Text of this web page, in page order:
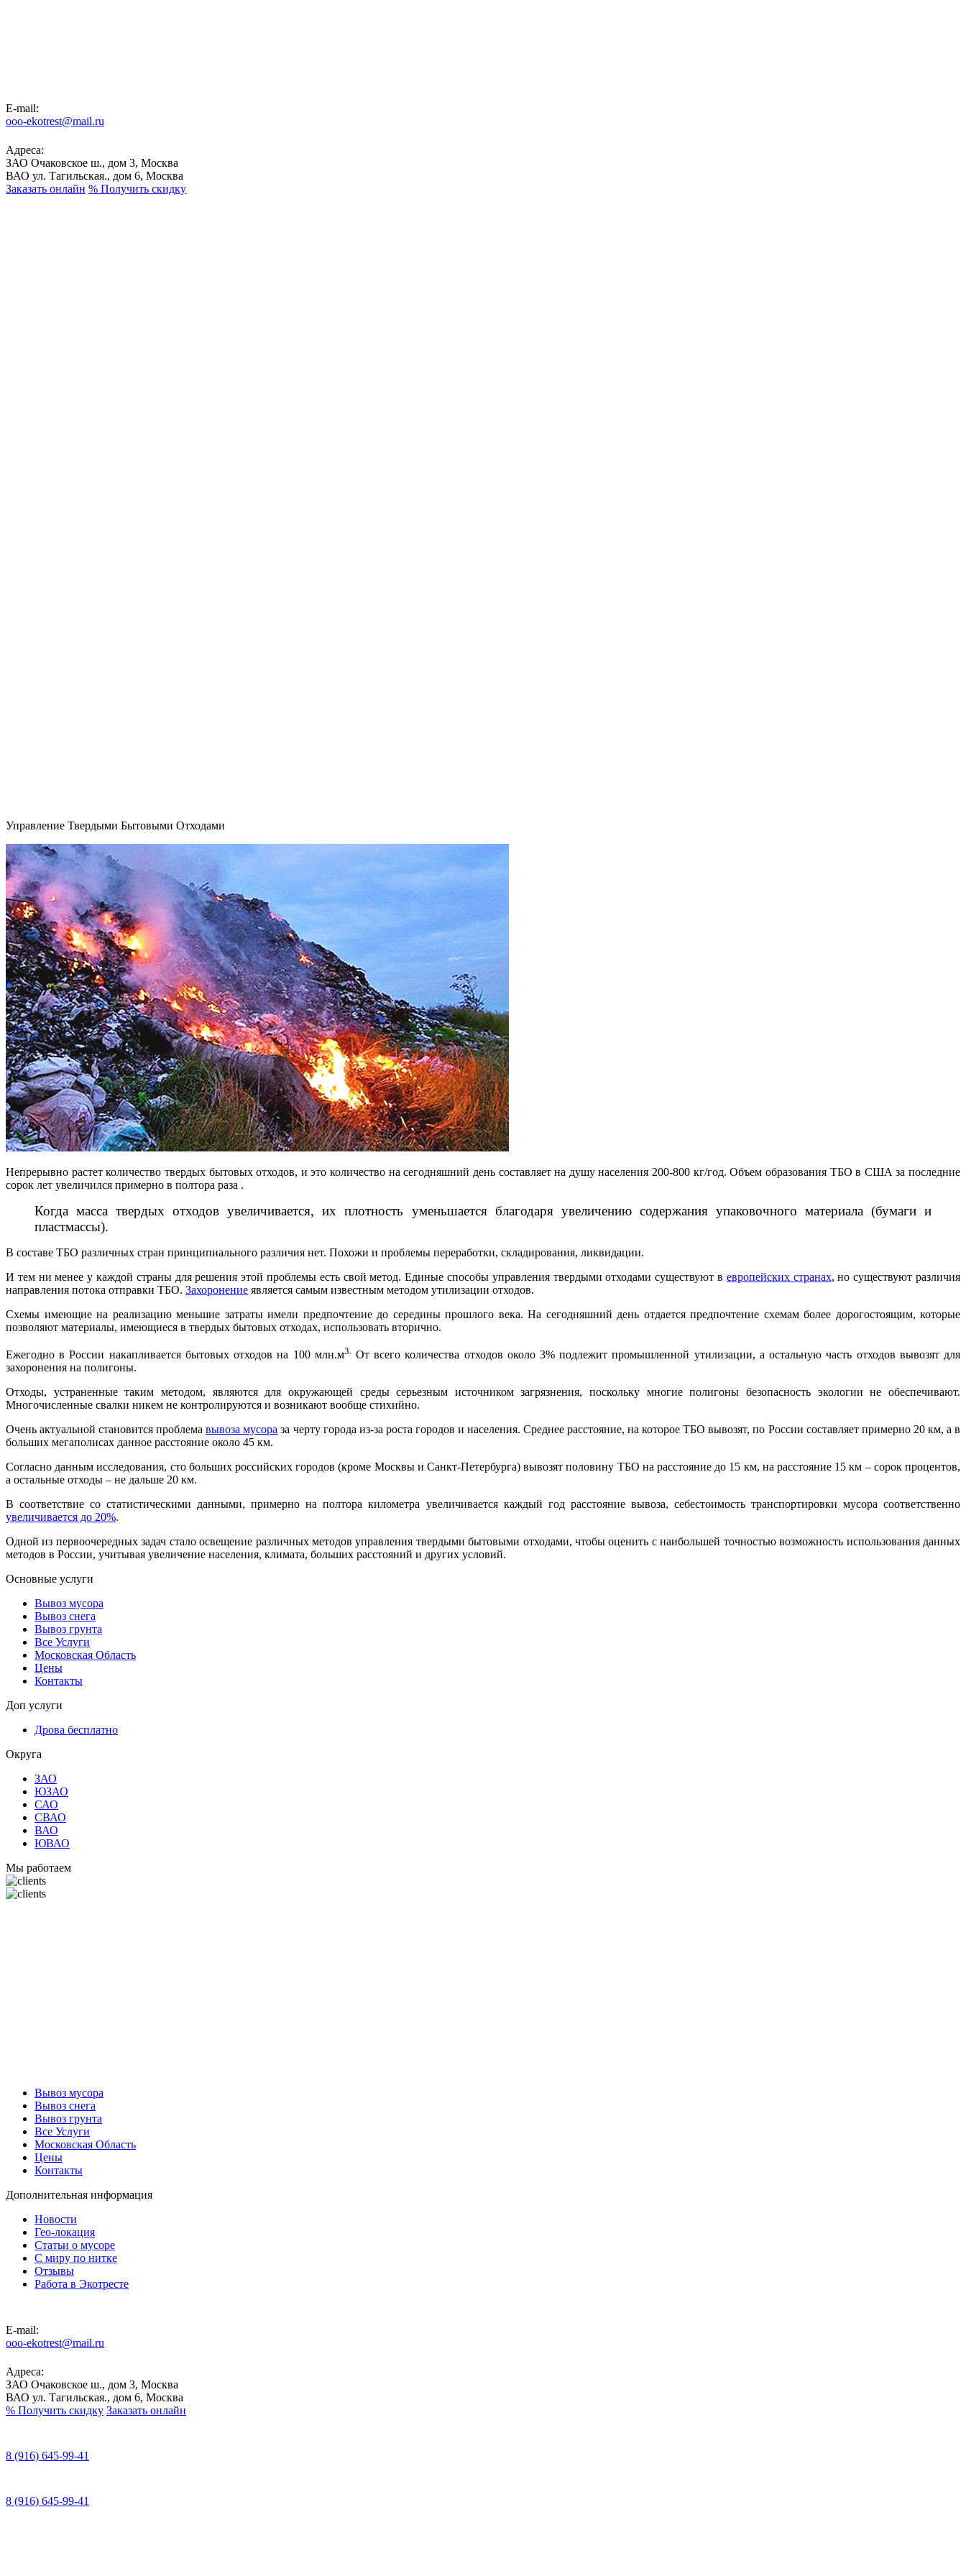
E-mail:
ooo-ekotrest@mail.ru
Адреса:
ЗАО Очаковское ш., дом 3, Москва
ВАО ул. Тагильская., дом 6, Москва
Заказать онлайн % Получить скидку
Управление Твердыми Бытовыми Отходами
Непрерывно растет количество твердых бытовых отходов, и это количество на сегодняшний день составляет на душу населения 200-800 кг/год. Объем образования ТБО в США за последние
сорок лет увеличился примерно в полтора раза .
Когда масса твердых отходов увеличивается, их плотность уменьшается благодаря увеличению содержания упаковочного материала (бумаги и
пластмассы).
В составе ТБО различных стран принципиального различия нет. Похожи и проблемы переработки, складирования, ликвидации.
И тем ни менее у каждой страны для решения этой проблемы есть свой метод. Единые способы управления твердыми отходами существуют в европейских странах, но существуют различия
направления потока отправки ТБО. Захоронение является самым известным методом утилизации отходов.
Схемы имеющие на реализацию меньшие затраты имели предпочтение до середины прошлого века. На сегодняшний день отдается предпочтение схемам более дорогостоящим, которые
позволяют материалы, имеющиеся в твердых бытовых отходах, использовать вторично.
Ежегодно в России накапливается бытовых отходов на 100 млн.м3.От всего количества отходов около 3% подлежит промышленной утилизации, а остальную часть отходов вывозят для
захоронения на полигоны.
Отходы, устраненные таким методом, являются для окружающей среды серьезным источником загрязнения, поскольку многие полигоны безопасность экологии не обеспечивают.
Многочисленные свалки никем не контролируются и возникают вообще стихийно.
Очень актуальной становится проблемавывоза мусора за черту города из-за роста городов и населения. Среднее расстояние, на которое ТБО вывозят, по России составляет примерно 20 км, а в
больших мегаполисах данное расстояние около 45 км.
Согласно данным исследования, сто больших российских городов (кроме Москвы и Санкт-Петербурга) вывозят половину ТБО на расстояние до 15 км, на расстояние 15 км – сорок процентов,
а остальные отходы – не дальше 20 км.
В соответствие со статистическими данными, примерно на полтора километра увеличивается каждый год расстояние вывоза, себестоимость транспортировки мусора соответственно
увеличивается до 20%.
Одной из первоочередных задач стало освещение различных методов управления твердыми бытовыми отходами, чтобы оценить с наибольшей точностью возможность использования данных
методов в России, учитывая увеличение населения, климата, больших расстояний и других условий.
Основные услуги
Вывоз мусора
Вывоз снега
Вывоз грунта
Все Услуги
Московская Область
Цены
Контакты
Доп услуги
Дрова бесплатно
Округа
ЗАО
ЮЗАО
САО
СВАО
ВАО
ЮВАО
Мы работаем
Вывоз мусора
Вывоз снега
Вывоз грунта
Все Услуги
Московская Область
Цены
Контакты
Дополнительная информация
Новости
Гео-локация
Статьи о мусоре
С миру по нитке
Отзывы
Работа в Экотресте
E-mail:
ooo-ekotrest@mail.ru
Адреса:
ЗАО Очаковское ш., дом 3, Москва
ВАО ул. Тагильская., дом 6, Москва
% Получить скидку Заказать онлайн
8 (916) 645-99-41
8 (916) 645-99-41